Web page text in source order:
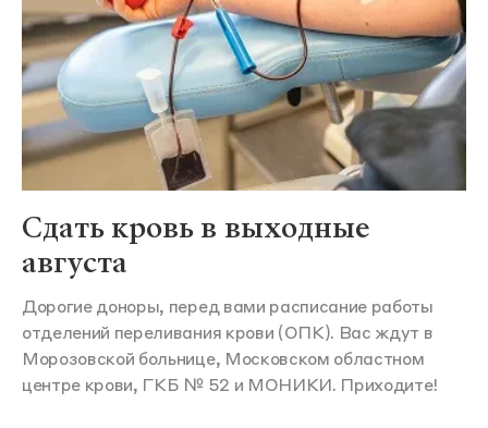
Сдать кровь в выходные
августа
Дорогие доноры, перед вами расписание работы
отделений переливания крови (ОПК). Вас ждут в
Морозовской больнице, Московском областном
центре крови, ГКБ № 52 и МОНИКИ. Приходите!